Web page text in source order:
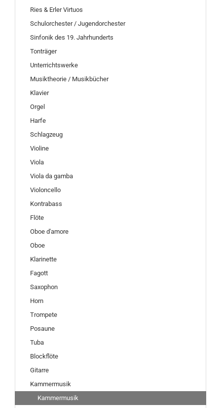
Ries & Erler Virtuos
Schulorchester / Jugendorchester
Sinfonik des 19. Jahrhunderts
Tonträger
Unterrichtswerke
Musiktheorie / Musikbücher
Klavier
Orgel
Harfe
Schlagzeug
Violine
Viola
Viola da gamba
Violoncello
Kontrabass
Flöte
Oboe d'amore
Oboe
Klarinette
Fagott
Saxophon
Horn
Trompete
Posaune
Tuba
Blockflöte
Gitarre
Kammermusik
Kammermusik